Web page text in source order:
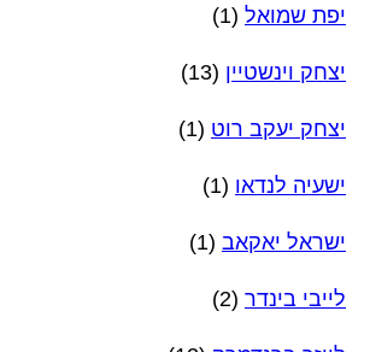
יפת שמואל (1)
יצחק וינשטיין (13)
יצחק יעקב רוט (1)
ישעיה לנדאו (1)
ישראל יאקאב (1)
לייבי בינדר (2)